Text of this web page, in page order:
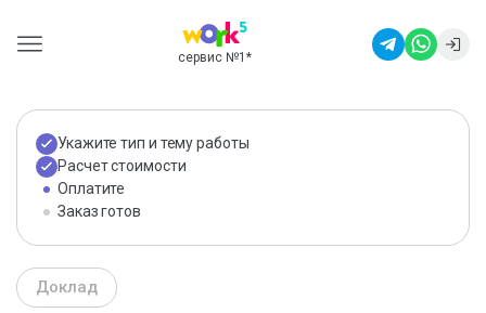
сервис №1 *
Укажите тип и тему работы
Расчет стоимости
Оплатите
Заказ готов
Доклад